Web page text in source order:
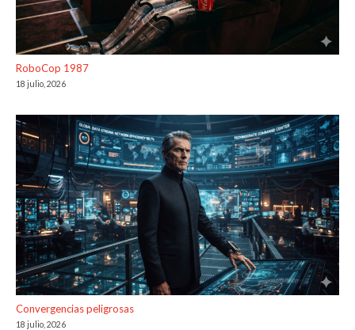
RoboCop 1987
18 julio, 2026
Convergencias peligrosas
18 julio, 2026